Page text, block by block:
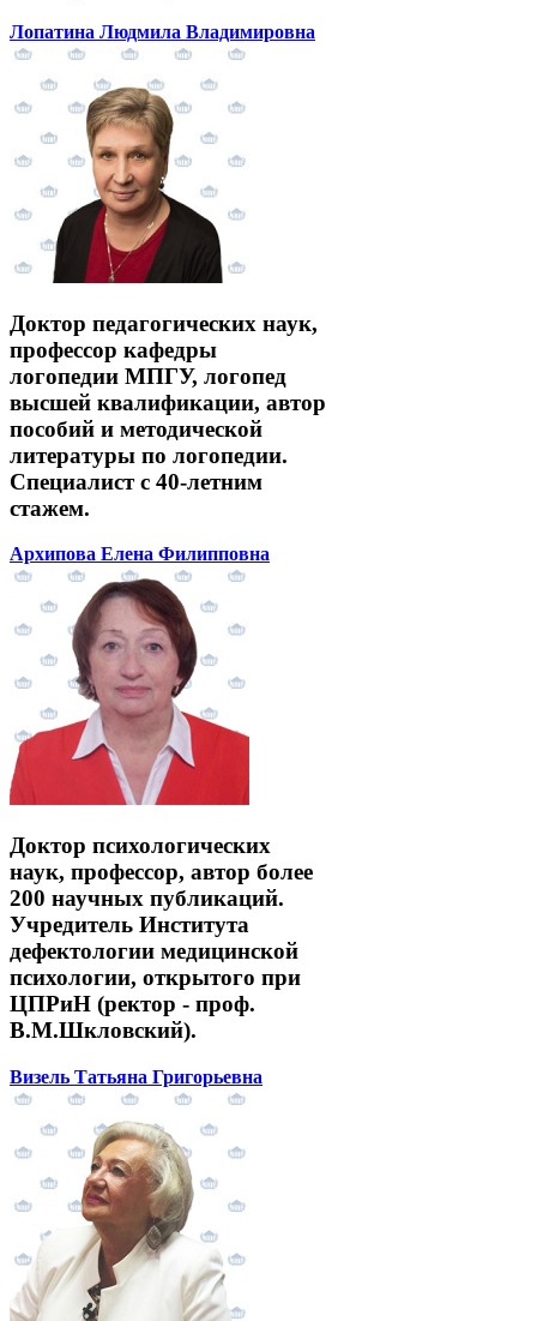
Лопатина Людмила Владимировна
Доктор педагогических наук,
профессор кафедры
логопедии МПГУ, логопед
высшей квалификации, автор
пособий и методической
литературы по логопедии.
Специалист с 40-летним
стажем.
Архипова Елена Филипповна
Доктор психологических
наук, профессор, автор более
200 научных публикаций.
Учредитель Института
дефектологии медицинской
психологии, открытого при
ЦПРиН (ректор - проф.
В.М.Шкловский).
Визель Татьяна Григорьевна